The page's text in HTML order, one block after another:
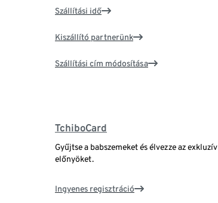
Szállítási idő
Kiszállító partnerünk
Szállítási cím módosítása
TchiboCard
Gyűjtse a babszemeket és élvezze az exkluzív
előnyöket.
Ingyenes regisztráció